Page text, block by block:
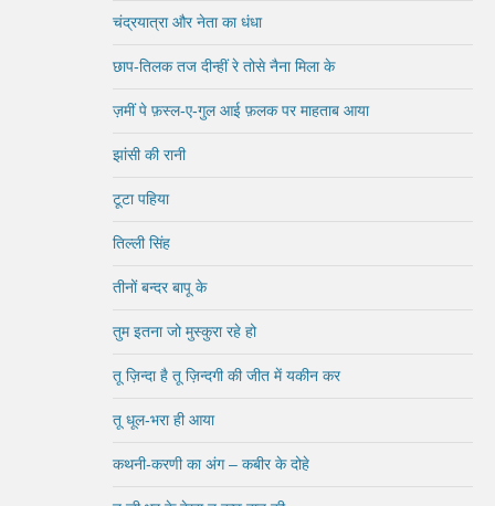
चंद्रयात्रा और नेता का धंधा
छाप-तिलक तज दीन्हीं रे तोसे नैना मिला के
ज़मीं पे फ़स्ल-ए-गुल आई फ़लक पर माहताब आया
झांसी की रानी
टूटा पहिया
तिल्ली सिंह
तीनों बन्दर बापू के
तुम इतना जो मुस्कुरा रहे हो
तू ज़िन्दा है तू ज़िन्दगी की जीत में यकीन कर
तू धूल-भरा ही आया
कथनी-करणी का अंग – कबीर के दोहे